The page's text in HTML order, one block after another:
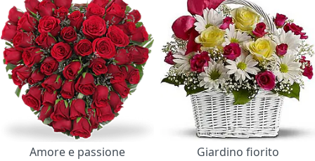
Amore e passione
Giardino fiorito